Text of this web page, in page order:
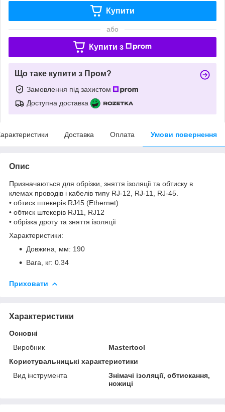
Купити
або
Купити з
Що таке купити з Пром?
Замовлення під захистом
Доступна доставка
Доставка Оплата Умови повернення
Опис
Призначаються для обрізки, зняття ізоляції та обтиску в
клемах проводів і кабелів типу RJ-12, RJ-11, RJ-45.
• обтиск штекерів RJ45 (Ethernet)
• обтиск штекерів RJ11, RJ12
• обрізка дроту та зняття ізоляції
Характеристики:
Довжина, мм: 190
Вага, кг: 0.34
Приховати
Характеристики
Основні
Виробник
Mastertool
Користувальницькі характеристики
Вид інструмента
Знімачі ізоляції, обтискання,
ножиці